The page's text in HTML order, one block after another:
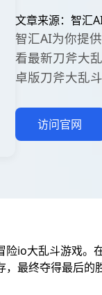
文章来源：智汇
智汇AI为你提
看最新刀斧大
卓版刀斧大乱
访问官网
险io大乱斗游戏
最终夺得最后的